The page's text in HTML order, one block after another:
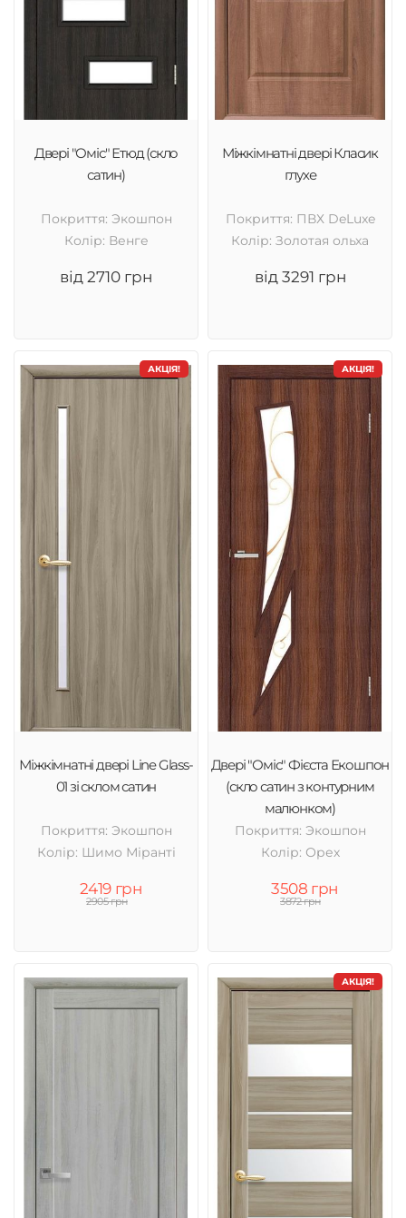
Двері "Оміс" Етюд (скло
сатин)
Покриття: Экошпон
Колір: Венге
від 2710 грн
Міжкімнатні двері Класик
глухе
Покриття: ПВХ DeLuxe
Колір: Золотая ольха
від 3291 грн
АКЦІЯ!
Міжкімнатні двері Line Glass-
01 зі склом сатин
Покриття: Экошпон
Колір: Шимо Міранті
2419 грн
2905 грн
АКЦІЯ!
Двері "Оміс" Фієста Екошпон
(скло сатин з контурним
малюнком)
Покриття: Экошпон
Колір: Орех
3508 грн
3872 грн
АКЦІЯ!